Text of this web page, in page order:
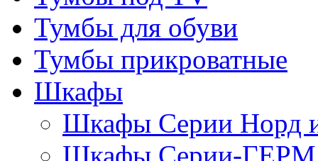
Тумбы для обуви
Тумбы прикроватные
Шкафы
Шкафы Серии